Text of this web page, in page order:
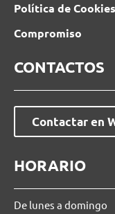
Política de Cookies
Compromiso
CONTACTOS
Contactar en
HORARIO
De lunes a domingo